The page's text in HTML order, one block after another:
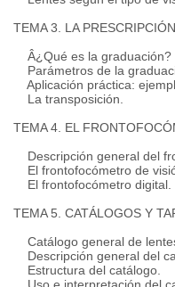
TEMA 3. LA
Â¿Qué es la graduación?
Parámetros de la
Aplicación práctica:
La transposición.
TEMA 4. EL
Descripción general del
El frontofocómetro de
El frontofocómetro digital.
TEMA 5. CATÁLOGOS Y
Catálogo general de
Descripción general del
Estructura del catálogo.